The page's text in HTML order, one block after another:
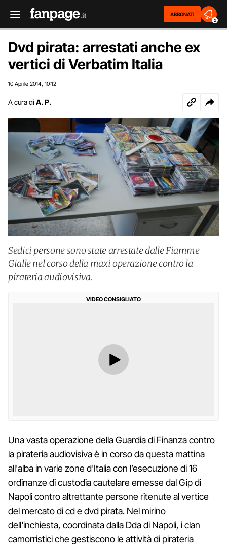
ABBONATI
2
Dvd pirata: arrestati anche ex
vertici di Verbatim Italia
10 Aprile 2014 10:12
A cura di A. P.
Sedici persone sono state arrestate dalle Fiamme
Gialle nel corso della maxi operazione contro la
pirateria audiovisiva.
VIDEO CONSIGLIATO
Una vasta operazione della Guardia di Finanza contro
la pirateria audiovisiva è in corso da questa mattina
all'alba in varie zone d'Italia con l’esecuzione di 16
ordinanze di custodia cautelare emesse dal Gip di
Napoli contro altrettante persone ritenute al vertice
del mercato di cd e dvd pirata. Nel mirino
dell'inchiesta, coordinata dalla Dda di Napoli, i clan
camorristici che gestiscono le attività di pirateria